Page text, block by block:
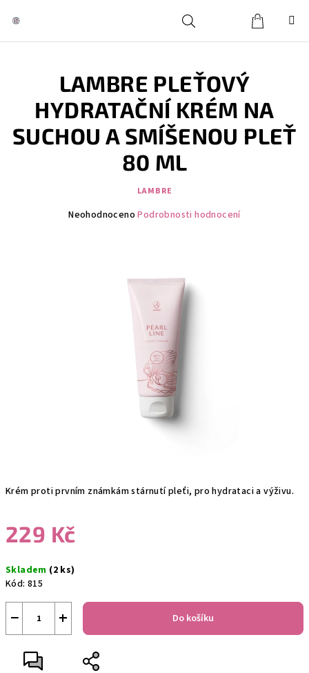
HledatPřihlášeníKošík
Krém proti prvním známkám stárnutí pleťi, pro hydrataci a výživu.
229 Kč
cena:
Skladem (2 ks)
Kód: 815
+
− Do košíku
LAMBRE PLEŤOVÝ
HYDRATAČNÍ KRÉM NA
SUCHOU A SMÍŠENOU PLEŤ
80 ML
LAMBRE
Průměrné
Neohodnoceno Podrobnosti hodnocení